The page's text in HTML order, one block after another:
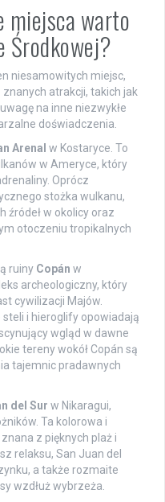
miejsca warto
Środkowej?
niesamowitych miejsc,
atrakcji, takich jak
na inne niezwykłe
doświadczenia.
Arenal w Kostaryce. To
w Ameryce, który
Oprócz
stożka wulkanu,
źródeł w okolicy oraz
otoczeniu tropikalnych
ruiny Copán w
archeologiczny, który
cywilizacji Majów.
i hieroglify opowiadają
wgląd w dawne
tereny wokół Copán są
tajemnic pradawnych
del Sur w Nikaragui,
Ta kolorowa i
z pięknych plaż i
relaksu, San Juan del
a także rozmaite
wzdłuż wybrzeża.